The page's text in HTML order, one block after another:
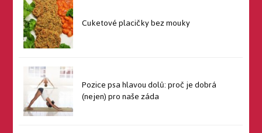
Cuketové placičky bez mouky
Pozice psa hlavou dolů: proč je dobrá
(nejen) pro naše záda